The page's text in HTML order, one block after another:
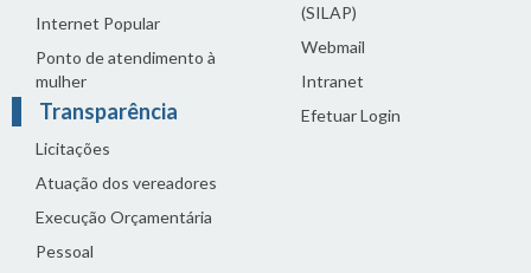
Internet Popular
Ponto de atendimento à
mulher
Transparência
Licitações
Atuação dos vereadores
Execução Orçamentária
Pessoal
(SILAP)
Webmail
Intranet
Efetuar Login